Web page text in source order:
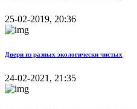
25-02-2019, 20:36
Двери из разных экологически чистых
24-02-2021, 21:35